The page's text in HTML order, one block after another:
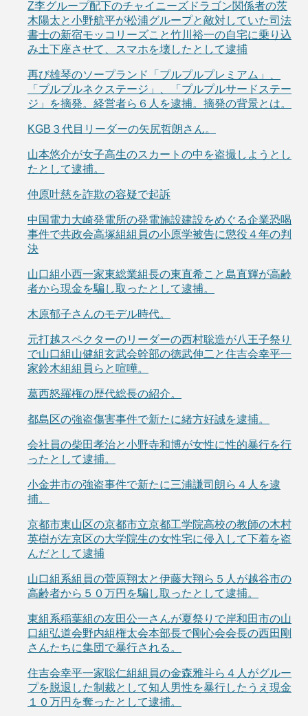
Z李グループ配下のチャイニーズドラゴン関係者の茨
木陽太と小野航平が松浦グループと敵対していた司法
書士の新宿モッコリーズこと竹川裕一の自宅に乗り込
み土下座させて、スマホを壊したとして逮捕
再び雄琴のソープランド「プルプルプレミアム」、
「プルプルネクステージ」、「プルプルサードステー
ジ」を摘発。経営者ら６人を逮捕。摘発の背景とは。
KGB３代目リーダーの矢尻哲朗さん。
山本悠介が女子高生のスカートの中を盗撮しようとし
たとして逮捕。
仲原叶慈を詐欺の容疑で起訴
中国電力大崎発電所の発電施設建設をめぐる企業恐喝
事件で共政会高塚組組員の小原学被告に懲役４年の判
決
山口組小西一家東総業組長の東直希こと島直輝が高齢
者から現金を騙し取ったとして逮捕。
木原郁子さんのモデル時代。
元打越スペクターのリーダーの西村聡造が八王子祭り
で山口組山健組玄武会幹部の徳武伸二と住吉会幸平一
家鈴木組組員らと喧嘩。
葛西怒羅権の歴代総長の紹介。
都島区の強盗傷害事件で新たに緒方好誠を逮捕。
会社員の柴田孝治と小野寺和博が女性に性的暴行を行
ったとして逮捕。
小金井市の強盗事件で新たに三浦謙司朗ら４人を逮
捕。
京都市東山区の京都市立京都工学院高校の教師の木村
英樹が左京区の大学院生の女性宅に侵入して下着を盗
んだとして逮捕
山口組系組員の菅原翔太と伊藤大翔ら５人が越谷市の
高齢者から５０万円を騙し取ったとして逮捕。
東組系稲葉組の友田公一さんが夏祭りで岸和田市の山
口組弘道会野内組権太会本部長で剛心会会長の西田剛
さんたちに集団で暴行される。
住吉会幸平一家聡仁組組員の金森雅斗ら４人がグルー
プを脱退した制裁として知人男性を暴行したうえ現金
１０万円を奪ったとして逮捕。